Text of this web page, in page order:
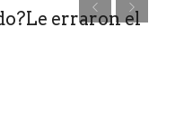
erraron el